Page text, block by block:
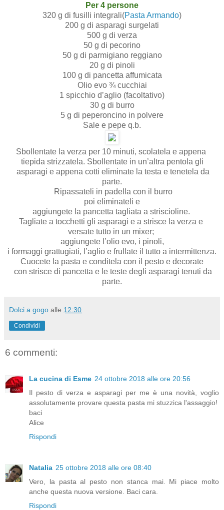
Per 4 persone
320 g di fusilli integrali(Pasta Armando)
200 g di asparagi surgelati
500 g di verza
50 g di pecorino
50 g di parmigiano reggiano
20 g di pinoli
100 g di pancetta affumicata
Olio evo ¾ cucchiai
1 spicchio d’aglio (facoltativo)
30 g di burro
5 g di peperoncino in polvere
Sale e pepe q.b.
Sbollentate la verza per 10 minuti, scolatela e appena
tiepida strizzatela. Sbollentate in un’altra pentola gli
asparagi e appena cotti eliminate la testa e tenetela da
parte.
Ripassateli in padella con il burro
poi eliminateli e
aggiungete la pancetta tagliata a striscioline.
Tagliate a tocchetti gli asparagi e a strisce la verza e
versate tutto in un mixer;
aggiungete l’olio evo, i pinoli,
i formaggi grattugiati, l’aglio e frullate il tutto a intermittenza.
Cuocete la pasta e conditela con il pesto e decorate
con strisce di pancetta e le teste degli asparagi tenuti da
parte.
Dolci a gogo alle 12:30
Condividi
6 commenti:
La cucina di Esme 24 ottobre 2018 alle ore 20:56
Il pesto di verza e asparagi per me è una novità, voglio
assolutamente provare questa pasta mi stuzzica l'assaggio!
baci
Alice
Rispondi
Natalia 25 ottobre 2018 alle ore 08:40
Vero, la pasta al pesto non stanca mai. Mi piace molto
anche questa nuova versione. Baci cara.
Rispondi